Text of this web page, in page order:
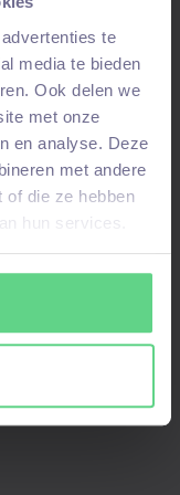
te
media te bieden
Ook delen we
met onze
en analyse. Deze
met andere
of die ze hebben
hun services.
vacature!
alles opnieuw
en